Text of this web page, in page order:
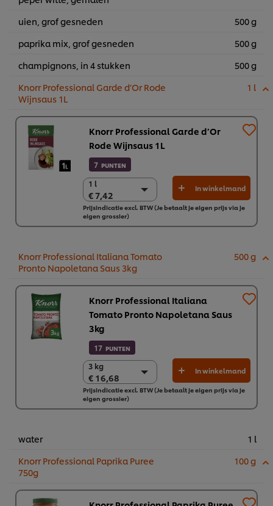
uien, grof gesneden
500 g
paprika mix, grof gesneden
500 g
champignons, in 4 stukken
500 g
Knorr Professional Garde d’Or Rode
Wijnsaus 1L
1 l
Knorr Professional Garde d’Or
Rode Wijnsaus 1L
7 PUNTEN
1 l
€ 7,42
1 l
€ 7,42
6 x 1 L
€ 44,53
In winkelmand
Prijsindicatie excl. BTW (Je betaalt je eigen prijs via je
eigen grossier)
Knorr Professional Italiana Tomato
Pronto Napoletana Saus 3kg
500 g
Knorr Professional Italiana
Tomato Pronto Napoletana Saus
3kg
17 PUNTEN
3 kg
€ 16,68
3 kg
€ 16,68
4 x 3 kg
€ 66,72
In winkelmand
Prijsindicatie excl. BTW (Je betaalt je eigen prijs via je
eigen grossier)
water
1 l
Knorr Professional Paprika Puree
750g
100 g